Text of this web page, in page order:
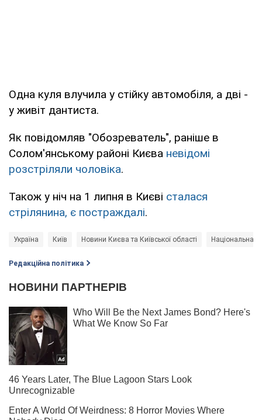
Одна куля влучила у стійку автомобіля, а дві -
у живіт дантиста.
Як повідомляв "Обозреватель", раніше в
Солом'янському районі Києва невідомі
розстріляли чоловіка.
Також у ніч на 1 липня в Києві сталася
стрілянина, є постраждалі.
Україна Київ Новини Києва та Київської області Національна
Редакційна політика